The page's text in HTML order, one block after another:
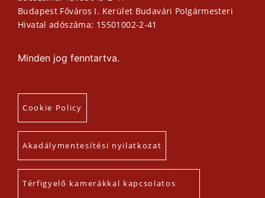
Budapest Főváros I. Kerület Budavári Polgármesteri
Hivatal adószáma: 15501002-2-41
Minden jog fenntartva.
Cookie Policy
Akadálymentesítési nyilatkozat
Térfigyelő kamerákkal kapcsolatos